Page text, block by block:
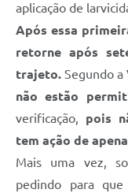
aplicação de
Após essa
retorne após
trajeto. Segundo a
não estão
verificação, pois
tem ação de
Mais uma vez,
pedindo para